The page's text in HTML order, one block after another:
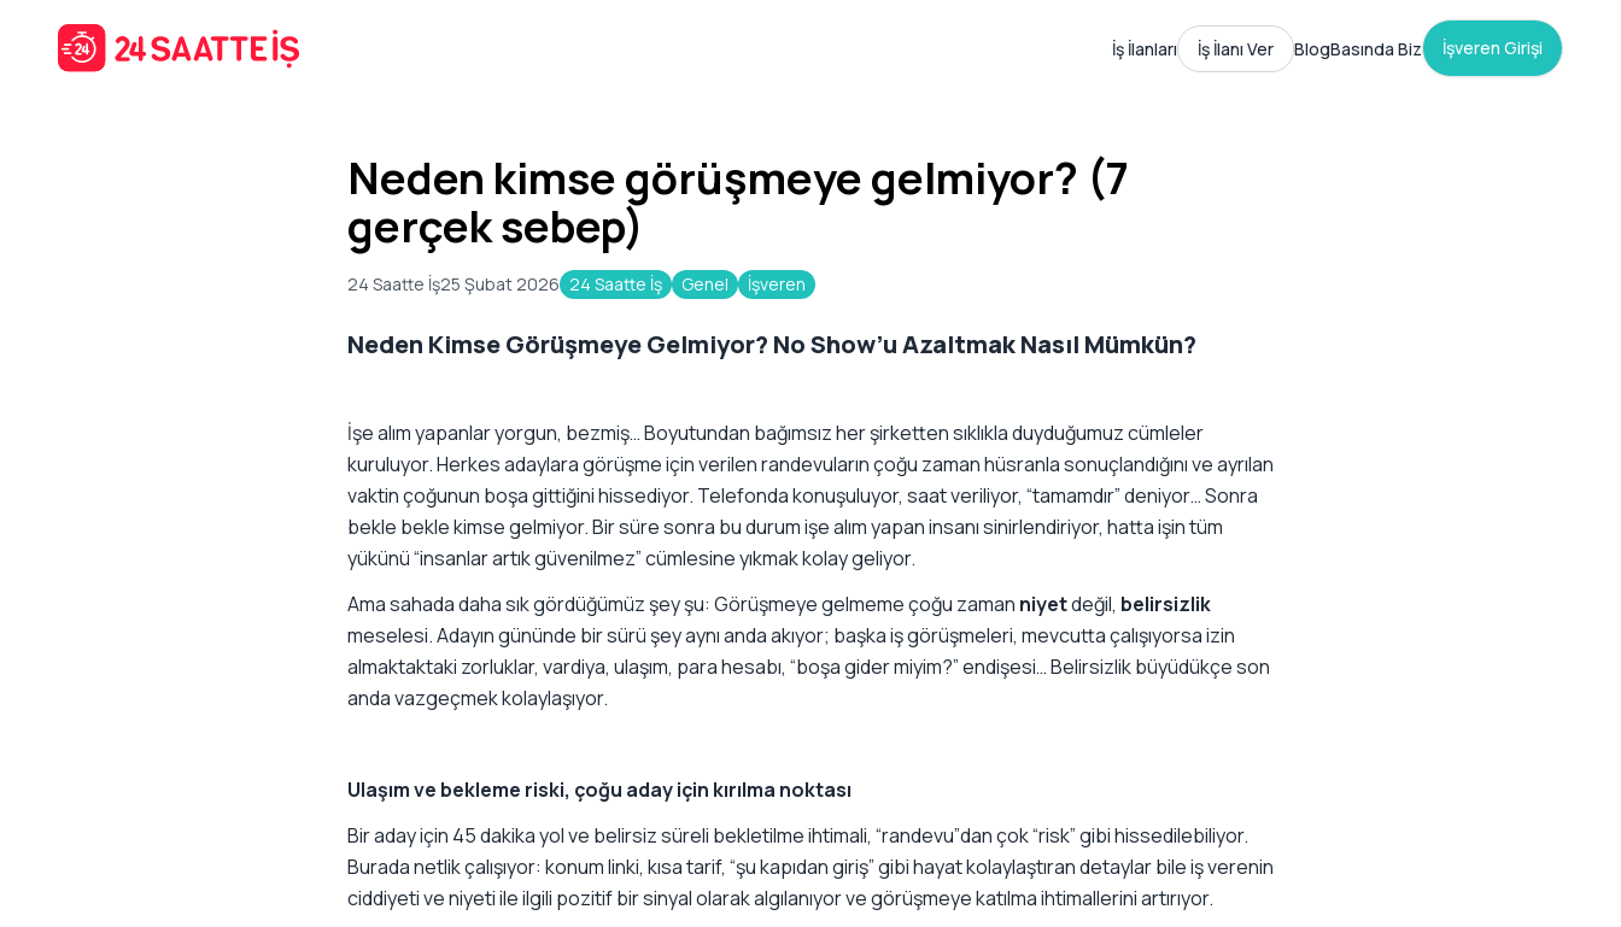
İş İlanları İş İlanı Ver BlogBasında Biz İşveren Girişi
Neden kimse görüşmeye gelmiyor? (7
gerçek sebep)
24 Saatte İş25 Şubat 2026 24 Saatte İş Genel İşveren
Neden Kimse Görüşmeye Gelmiyor? No Show’u Azaltmak Nasıl Mümkün?
İşe alım yapanlar yorgun, bezmiş… Boyutundan bağımsız her şirketten sıklıkla duyduğumuz cümleler
kuruluyor. Herkes adaylara görüşme için verilen randevuların çoğu zaman hüsranla sonuçlandığını ve ayrılan
vaktin çoğunun boşa gittiğini hissediyor. Telefonda konuşuluyor, saat veriliyor, “tamamdır” deniyor… Sonra
bekle bekle kimse gelmiyor. Bir süre sonra bu durum işe alım yapan insanı sinirlendiriyor, hatta işin tüm
yükünü “insanlar artık güvenilmez” cümlesine yıkmak kolay geliyor.
Ama sahada daha sık gördüğümüz şey şu: Görüşmeye gelmeme çoğu zaman niyetdeğil, belirsizlik
meselesi. Adayın gününde bir sürü şey aynı anda akıyor; başka iş görüşmeleri, mevcutta çalışıyorsa izin
almaktaktaki zorluklar, vardiya, ulaşım, para hesabı, “boşa gider miyim?” endişesi… Belirsizlik büyüdükçe son
anda vazgeçmek kolaylaşıyor.
Ulaşım ve bekleme riski, çoğu aday için kırılma noktası
Bir aday için 45 dakika yol ve belirsiz süreli bekletilme ihtimali, “randevu”dan çok “risk” gibi hissedilebiliyor.
Burada netlik çalışıyor: konum linki, kısa tarif, “şu kapıdan giriş” gibi hayat kolaylaştıran detaylar bile iş verenin
ciddiyeti ve niyeti ile ilgili pozitif bir sinyal olarak algılanıyor ve görüşmeye katılma ihtimallerini artırıyor.